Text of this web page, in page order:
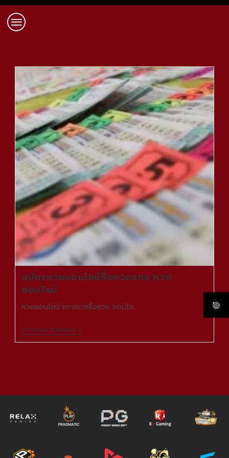
สมัครหวยออนไลน์ซื้อหวยแทง หวย
ออนไลน์
หวยออนไลน์ แทงหวยซื้อหวย ออนไล…
Continue Reading